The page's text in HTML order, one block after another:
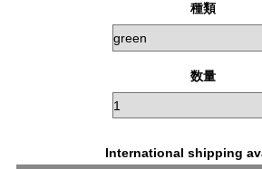
種類
数量
International shipping